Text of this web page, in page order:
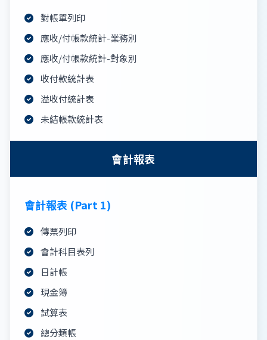
對帳單列印
應收/付帳款統計-業務別
應收/付帳款統計-對象別
收付款統計表
溢收付統計表
未結帳款統計表
會計報表
會計報表 (Part 1)
傳票列印
會計科目表列
日計帳
現金簿
試算表
總分類帳